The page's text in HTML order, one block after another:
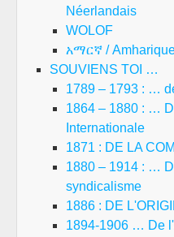
Néerlandais
WOLOF
አማርኛ /
SOUVIENS TOI …
1789 – 1793 : …
1864 – 1880 : …
Internationale
1871 : DE LA
1880 – 1914 : …
syndicalisme
1886 : DE
1894-1906 … De